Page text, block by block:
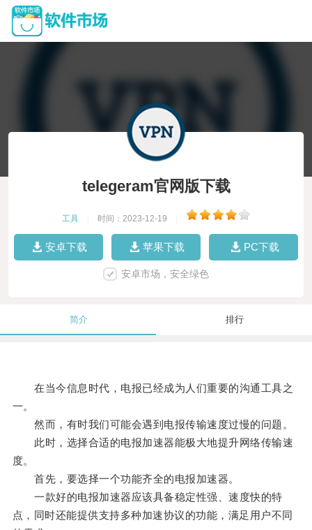
telegeram官网版下载
工具 时间：2023-12-19
安卓下载 苹果下载 PC下载
安卓市场，安全绿色
简介 排行
在当今信息时代，电报已经成为人们重要的沟通工具之
一。
然而，有时我们可能会遇到电报传输速度过慢的问题。
此时，选择合适的电报加速器能极大地提升网络传输速
度。
首先，要选择一个功能齐全的电报加速器。
一款好的电报加速器应该具备稳定性强、速度快的特
点，同时还能提供支持多种加速协议的功能，满足用户不同